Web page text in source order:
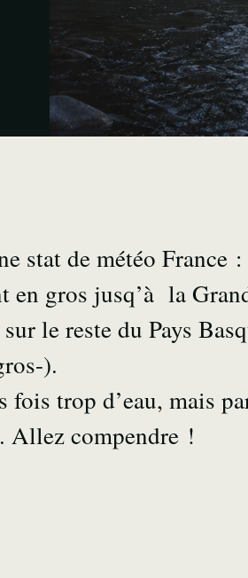
stat de météo France
en gros jusq’à la
le reste du Pays
).
trop d’eau, mais
Allez compendre !